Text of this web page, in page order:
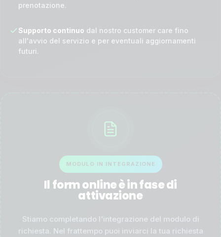
prenotazione.
Supporto continuo dal nostro customer care fino
all'avvio del servizio e per eventuali aggiornamenti
futuri.
MODULO IN INTEGRAZIONE
Il form online è in fase di
attivazione
Stiamo completando l'integrazione del modulo di
richiesta. Nel frattempo puoi inviarci la tua richiesta